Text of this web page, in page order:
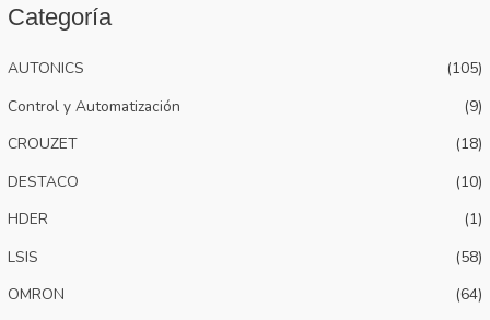
Categoría
AUTONICS
(105)
Control y Automatización
(9)
CROUZET
(18)
DESTACO
(10)
HDER
(1)
LSIS
(58)
OMRON
(64)